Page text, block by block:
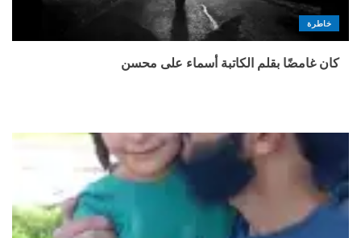
خاطرة
كان غامضًا بقلم الكاتبة أسماء على محسن